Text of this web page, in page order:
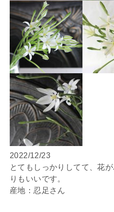
2022/12/23
とてもしっかりしてて、花
りもいいです。
産地：忍足さん